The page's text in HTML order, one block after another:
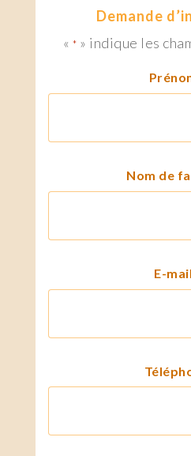
Demande
«* » indique les
Nom de
E-mail